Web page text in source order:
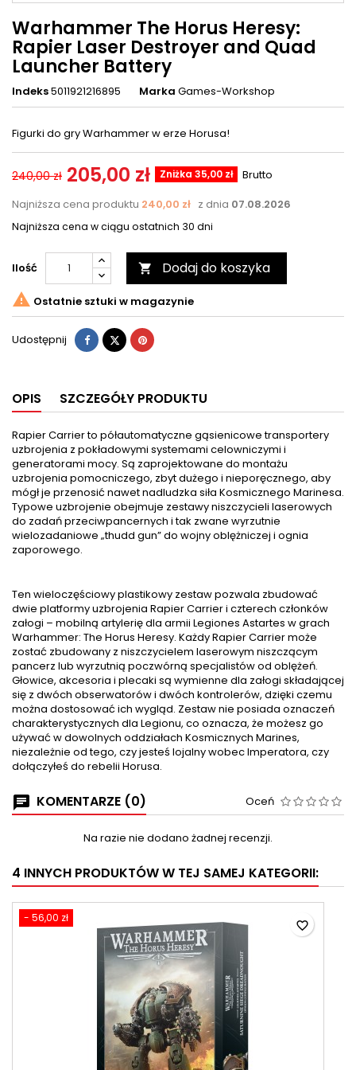
Warhammer The Horus Heresy:
Rapier Laser Destroyer and Quad
Launcher Battery
Indeks5011921216895 Marka Games-Workshop
Figurki do gry Warhammer w erze Horusa!
240,00 zł 205,00 zł Zniżka 35,00 zł
Brutto
Najniższa cena produktu 240,00 zł z dnia 07.08.2026
Najniższa cena w ciągu ostatnich 30 dni
Ilość  Dodaj do koszyka
 Ostatnie sztuki w magazynie
Udostępnij Udostępnij
TweetujPinterest
OPIS SZCZEGÓŁY PRODUKTU
Rapier Carrier to półautomatyczne gąsienicowe transportery
uzbrojenia z pokładowymi systemami celowniczymi i
generatorami mocy. Są zaprojektowane do montażu
uzbrojenia pomocniczego, zbyt dużego i nieporęcznego, aby
mógł je przenosić nawet nadludzka siła Kosmicznego Marinesa.
Typowe uzbrojenie obejmuje zestawy niszczycieli laserowych
do zadań przeciwpancernych i tak zwane wyrzutnie
wielozadaniowe „thudd gun” do wojny oblężniczej i ognia
zaporowego.
Ten wieloczęściowy plastikowy zestaw pozwala zbudować
dwie platformy uzbrojenia Rapier Carrier i czterech członków
załogi – mobilną artylerię dla armii Legiones Astartes w grach
Warhammer: The Horus Heresy. Każdy Rapier Carrier może
zostać zbudowany z niszczycielem laserowym niszczącym
pancerz lub wyrzutnią poczwórną specjalistów od oblężeń.
Głowice, akcesoria i plecaki są wymienne dla załogi składającej
się z dwóch obserwatorów i dwóch kontrolerów, dzięki czemu
można dostosować ich wygląd. Zestaw nie posiada oznaczeń
charakterystycznych dla Legionu, co oznacza, że ​​możesz go
używać w dowolnych oddziałach Kosmicznych Marines,
niezależnie od tego, czy jesteś lojalny wobec Imperatora, czy
dołączyłeś do rebelii Horusa.
KOMENTARZE (0) Oceń
Na razie nie dodano żadnej recenzji.
4 INNYCH PRODUKTÓW W TEJ SAMEJ KATEGORII:
- 56,00 zł
favorite_border